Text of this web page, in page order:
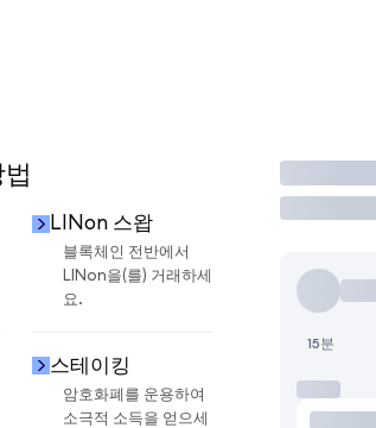
LINon 스왑
블록체인 전반에서
LINon을(를) 거래하세
요.
스테이킹
암호화폐를 운용하여
소극적 소득을 얻으세
거래
15분